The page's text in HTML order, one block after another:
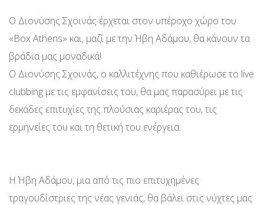
Ο Διονύσης Σχοινάς έρχεται στον υπέροχο χώρο του
«Box Athens» και, μαζί με την Ήβη Αδάμου, θα κάνουν τα
βράδια μας μοναδικά!
Ο Διονύσης Σχοινάς, ο καλλιτέχνης που καθιέρωσε το live
clubbing με τις εμφανίσεις του, θα μας παρασύρει με τις
δεκάδες επιτυχίες της πλούσιας καριέρας του, τις
ερμηνείες του και τη θετική του ενέργεια.
Η Ήβη Αδάμου, μια από τις πιο επιτυχημένες
τραγουδίστριες της νέας γενιάς, θα βάλει στις νύχτες μας